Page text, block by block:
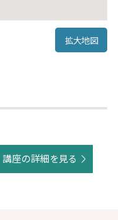
拡大地図
講座の詳細を見る